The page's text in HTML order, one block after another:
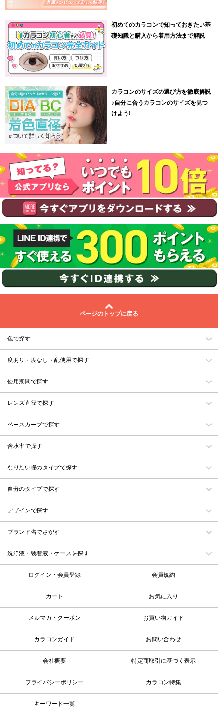
初めてのカラコンで知っておきたい基
礎知識と購入から着用方法まで解説
カラコンのサイズの選び方を徹底解説
♪自分に合うカラコンのサイズを見つ
けよう!
ページのトップに戻る
色で探す
度あり・度なし・乱使用で探す
使用期間で探す
レンズ直径で探す
ベースカーブで探す
含水率で探す
なりたい瞳のタイプで探す
自分のタイプで探す
デザインで探す
ブランド名でさがす
洗浄液・装着液・ケースを探す
ログイン・会員登録 会員規約
カート お気に入り
メルマガ・クーポン お買い物ガイド
カラコンガイド お問い合わせ
会社概要 特定商取引に基づく表示
プライバシーポリシー カラコン特集
キーワード一覧